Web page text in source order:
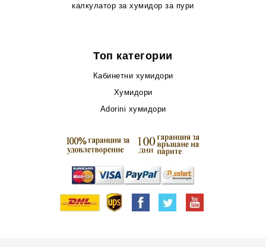
калкулатор за хумидор за пури
Топ категории
Кабинетни хумидори
Хумидори
Adorini хумидори